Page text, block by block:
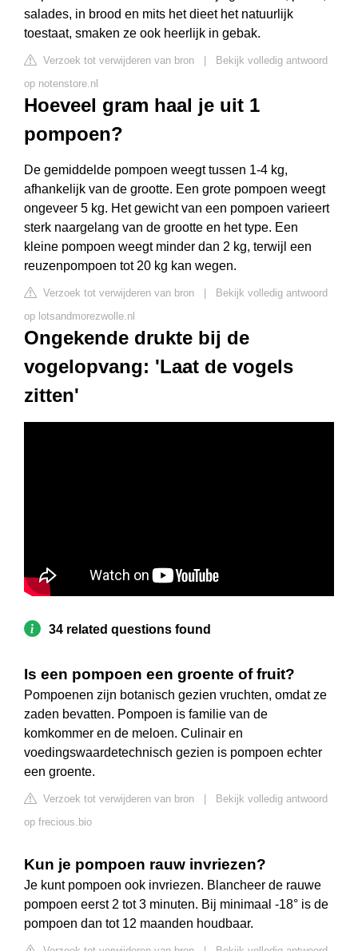
salades, in brood en mits het dieet het natuurlijk
toestaat, smaken ze ook heerlijk in gebak.
Verzoek tot verwijderen van bron
Bekijk volledig antwoord
op notenstore.nl
Hoeveel gram haal je uit 1
pompoen?
De gemiddelde pompoen weegt tussen 1-4 kg,
afhankelijk van de grootte. Een grote pompoen weegt
ongeveer 5 kg. Het gewicht van een pompoen varieert
sterk naargelang van de grootte en het type. Een
kleine pompoen weegt minder dan 2 kg, terwijl een
reuzenpompoen tot 20 kg kan wegen.
Verzoek tot verwijderen van bron
Bekijk volledig antwoord
op lotsandmorezwolle.nl
Ongekende drukte bij de
vogelopvang: 'Laat de vogels
zitten'
34 related questions found
Is een pompoen een groente of fruit?
Pompoenen zijn botanisch gezien vruchten, omdat ze
zaden bevatten. Pompoen is familie van de
komkommer en de meloen. Culinair en
voedingswaardetechnisch gezien is pompoen echter
een groente.
Verzoek tot verwijderen van bron
Bekijk volledig antwoord
op frecious.bio
Kun je pompoen rauw invriezen?
Je kunt pompoen ook invriezen. Blancheer de rauwe
pompoen eerst 2 tot 3 minuten. Bij minimaal -18° is de
pompoen dan tot 12 maanden houdbaar.